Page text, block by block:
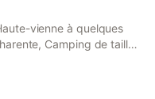
vienne à quelques
Camping de taille
en bordure d'un étang
et la sérénité qui
s'épanouir en toute